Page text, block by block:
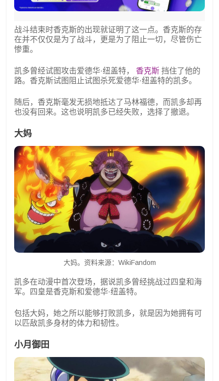
战斗结束时香克斯的出现就证明了这一点。香克斯的存
在并不仅仅是为了战斗，更是为了阻止一切，尽管伤亡
惨重。
凯多曾经试图攻击爱德华·纽盖特， 香克斯 挡住了他的
路。香克斯试图阻止试图杀死爱德华·纽盖特的凯多。
随后，香克斯毫发无损地抵达了马林福德，而凯多却再
也没有回来。这也说明凯多已经失败，选择了撤退。
大妈
大妈。资料来源：WikiFandom
凯多在动漫中首次登场，据说凯多曾经挑战过四皇和海
军。四皇是香克斯和爱德华·纽盖特。
包括大妈，她之所以能够打败凯多，就是因为她拥有可
以匹敌凯多身材的体力和韧性。
小月御田